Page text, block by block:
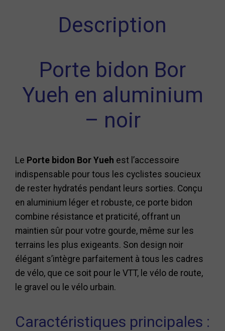
Description
Porte bidon Bor
Yueh en aluminium
– noir
Le Porte bidon Bor Yueh est l’accessoire
indispensable pour tous les cyclistes soucieux
de rester hydratés pendant leurs sorties. Conçu
en aluminium léger et robuste, ce porte bidon
combine résistance et praticité, offrant un
maintien sûr pour votre gourde, même sur les
terrains les plus exigeants. Son design noir
élégant s’intègre parfaitement à tous les cadres
de vélo, que ce soit pour le VTT, le vélo de route,
le gravel ou le vélo urbain.
Caractéristiques principales :